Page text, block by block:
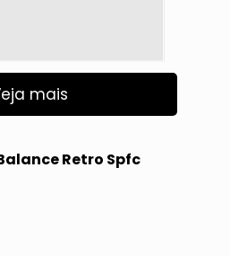
mais
Retro Spfc